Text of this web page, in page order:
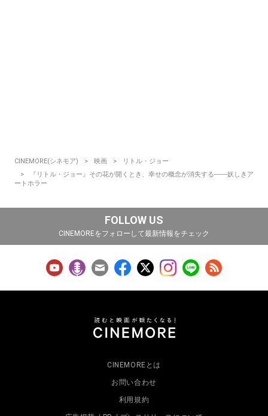
CINEMORE(シネモア) 映画
リトル・ジョー
『リトル・ジョー』その花が開くとき、幸せの概念が消失する――妖しきア
ートホラー
FOLLOW US
CINEMOREをフォローして最新情報をチェック
CINEMOREとは
お問い合わせ
利用規約